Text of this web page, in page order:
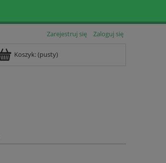
Zarejestruj się Zaloguj się
Koszyk:(pusty)